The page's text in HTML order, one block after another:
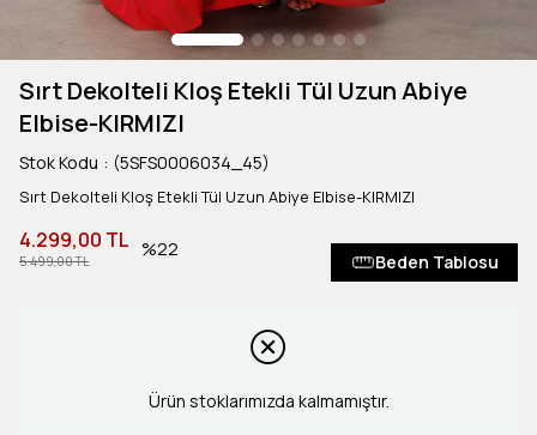
Sırt Dekolteli Kloş Etekli Tül Uzun Abiye
Elbise-KIRMIZI
Stok Kodu (5SFS0006034_45)
Sırt Dekolteli Kloş Etekli Tül Uzun Abiye Elbise-KIRMIZI
5.499,00 TL
4.299,00 TL 22
Beden Tablosu
Ürün stoklarımızda kalmamıştır.